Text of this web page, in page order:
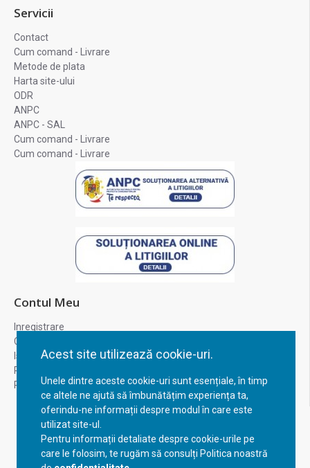
Acest site utilizează cookie-uri.
Unele dintre aceste cookie-uri sunt esențiale, în timp
ce altele ne ajută să îmbunătățim experiența ta,
oferindu-ne informații despre modul în care este
utilizat site-ul.
Pentru informații detaliate despre cookie-urile pe
care le folosim, te rugăm să consulți Politica noastră
Servicii
Contact
Cum comand - Livrare
Metode de plata
Harta site-ului
ODR
ANPC
ANPC - SAL
Cum comand - Livrare
Cum comand - Livrare
Contul Meu
Inregistrare
Contul meu
Istoric comenzi
Recuperare parola
Returnare produs